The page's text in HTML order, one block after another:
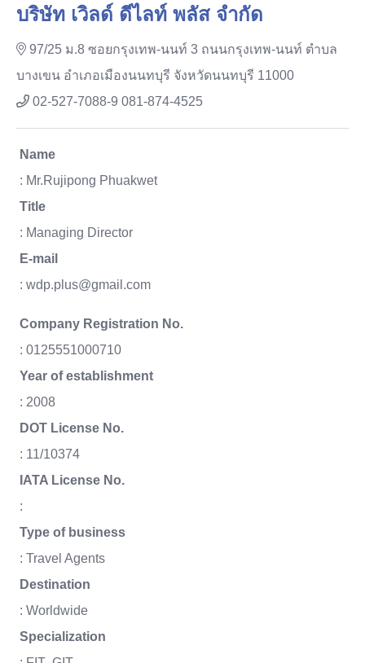
บริษัท เวิลด์ ดีไลท์ พลัส จำกัด
97/25 ม.8 ซอยกรุงเทพ-นนท์ 3 ถนนกรุงเทพ-นนท์ ตำบล
บางเขน อำเภอเมืองนนทบุรี จังหวัดนนทบุรี 11000
02-527-7088-9 081-874-4525
Name
: Mr.Rujipong Phuakwet
Title
: Managing Director
E-mail
: wdp.plus@gmail.com
Company Registration No.
: 0125551000710
Year of establishment
: 2008
DOT License No.
: 11/10374
IATA License No.
:
Type of business
: Travel Agents
Destination
: Worldwide
Specialization